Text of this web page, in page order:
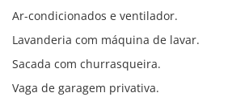
Ar-condicionados e ventilador.
Lavanderia com máquina de lavar.
Sacada com churrasqueira.
Vaga de garagem privativa.